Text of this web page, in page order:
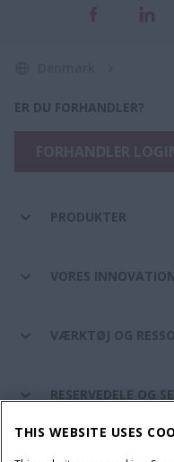
ER DU FORHANDLER?
PRODUKTER
VORES
VÆRKTØJ OG
RESERVEDELE OG
THIS WEBSITE USES